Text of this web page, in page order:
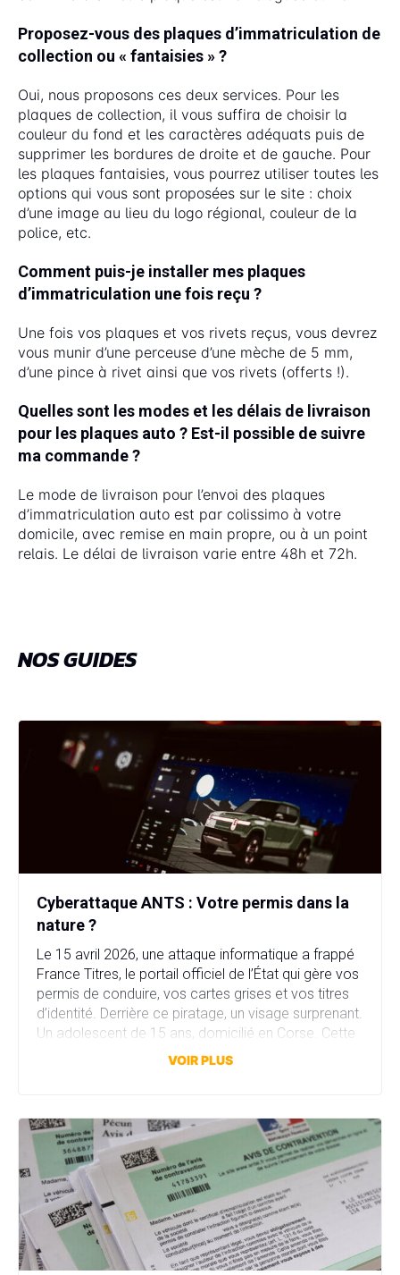
Proposez-vous des plaques d’immatriculation de
collection ou « fantaisies » ?
Oui, nous proposons ces deux services. Pour les
plaques de collection, il vous suffira de choisir la
couleur du fond et les caractères adéquats puis de
supprimer les bordures de droite et de gauche. Pour
les plaques fantaisies, vous pourrez utiliser toutes les
options qui vous sont proposées sur le site : choix
d’une image au lieu du logo régional, couleur de la
police, etc.
Comment puis-je installer mes plaques
d’immatriculation une fois reçu ?
Une fois vos plaques et vos rivets reçus, vous devrez
vous munir d’une perceuse d’une mèche de 5 mm,
d’une pince à rivet ainsi que vos rivets (offerts !).
Quelles sont les modes et les délais de livraison
pour les plaques auto ? Est-il possible de suivre
ma commande ?
Le mode de livraison pour l’envoi des plaques
d’immatriculation auto est par colissimo à votre
domicile, avec remise en main propre, ou à un point
relais. Le délai de livraison varie entre 48h et 72h.
NOS GUIDES
Cyberattaque ANTS : Votre permis dans la
nature ?
Le 15 avril 2026, une attaque informatique a frappé
France Titres, le portail officiel de l’État qui gère vos
permis de conduire, vos cartes grises et vos titres
d’identité. Derrière ce piratage, un visage surprenant.
Un adolescent de 15 ans, domicilié en Corse. Cette
attaque a compromis plus de 11,7 millions comptes
VOIR PLUS